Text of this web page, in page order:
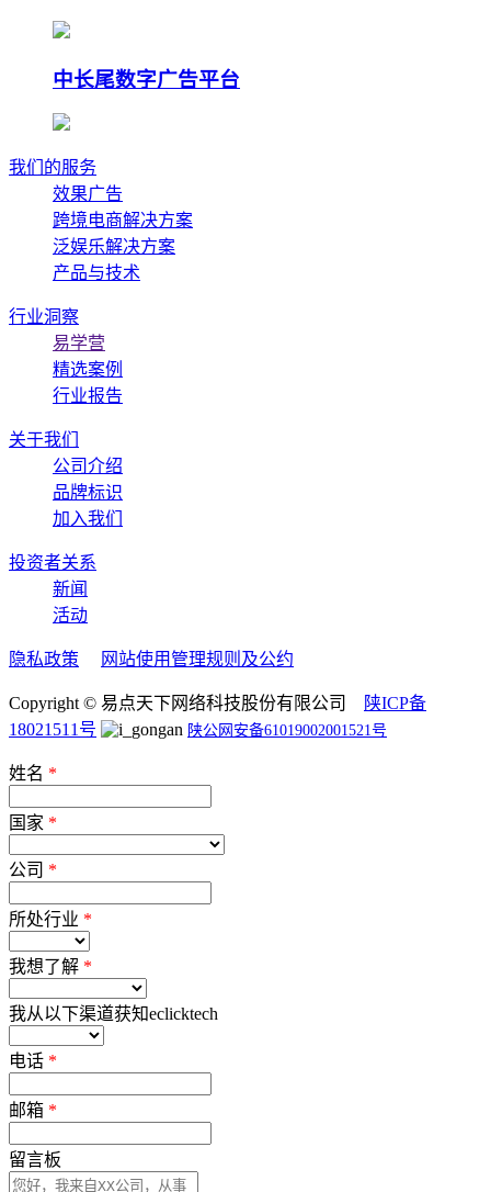
中长尾数字广告平台
我们的服务
效果广告
跨境电商解决方案
泛娱乐解决方案
产品与技术
行业洞察
易学营
精选案例
行业报告
关于我们
公司介绍
品牌标识
加入我们
投资者关系
新闻
活动
隐私政策 网站使用管理规则及公约
Copyright © 易点天下网络科技股份有限公司
陕ICP备
18021511号
陕公网安备61019002001521号
姓名 *
国家 *
公司 *
所处行业 *
我想了解 *
我从以下渠道获知eclicktech
电话 *
邮箱 *
留言板